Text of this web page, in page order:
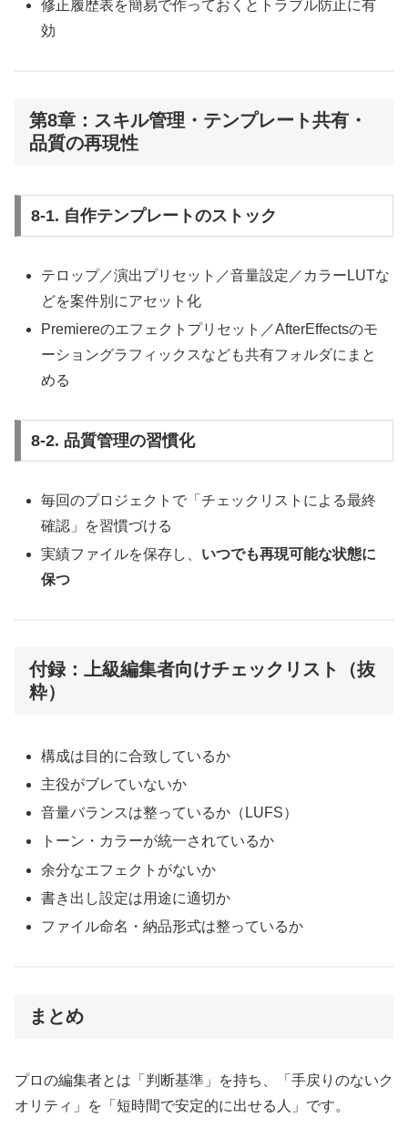
修正履歴表を簡易で作っておくとトラブル防止に有
効
第8章：スキル管理・テンプレート共有・
品質の再現性
8-1. 自作テンプレートのストック
テロップ／演出プリセット／音量設定／カラーLUTな
どを案件別にアセット化
Premiereのエフェクトプリセット／AfterEffectsのモ
ーショングラフィックスなども共有フォルダにまと
める
8-2. 品質管理の習慣化
毎回のプロジェクトで「チェックリストによる最終
確認」を習慣づける
実績ファイルを保存し、 いつでも再現可能な状態に
保つ
付録：上級編集者向けチェックリスト（抜
粋）
構成は目的に合致しているか
主役がブレていないか
音量バランスは整っているか（LUFS）
トーン・カラーが統一されているか
余分なエフェクトがないか
書き出し設定は用途に適切か
ファイル命名・納品形式は整っているか
まとめ
プロの編集者とは「判断基準」を持ち、「手戻りのないク
オリティ」を「短時間で安定的に出せる人」です。